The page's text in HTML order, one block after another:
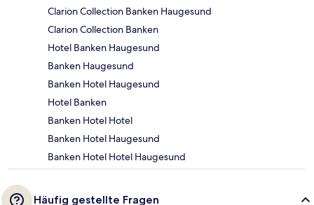
Clarion Collection Banken Haugesund
Clarion Collection Banken
Hotel Banken Haugesund
Banken Haugesund
Banken Hotel Haugesund
Hotel Banken
Banken Hotel Hotel
Banken Hotel Haugesund
Banken Hotel Hotel Haugesund
Häufig gestellte Fragen